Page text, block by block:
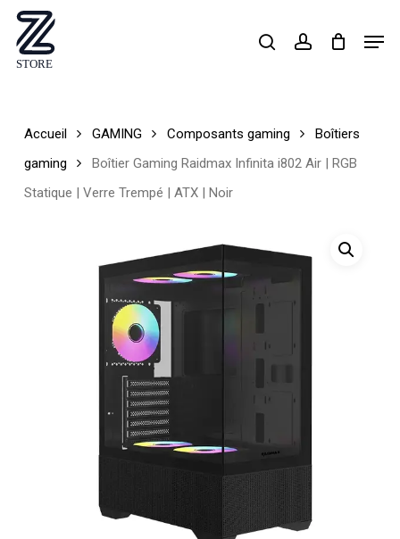
Skip
main
searchaccount
Accueil GAMING Composants gaming
Boîtiers
gaming
Boîtier Gaming Raidmax Infinita i802 Air | RGB
Statique | Verre Trempé | ATX | Noir